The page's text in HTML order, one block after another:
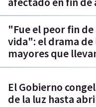
"Fue el peor fin de
vida": el drama
mayores que
El Gobierno
de la luz hasta